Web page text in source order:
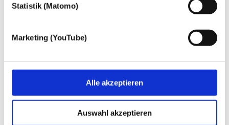
Statistik (Matomo)
Marketing (YouTube)
Alle akzeptieren
Auswahl akzeptieren
Über die dhpg
Mitarbeiter:innen Familienunternehmen und Mittelständler,
Großunternehmen, Verwaltungen der öffentlichen Hand ebenso wie
Weitere Informationen
Wenn Sie Fragen zu unseren Angeboten haben, können Sie uns
) oder per